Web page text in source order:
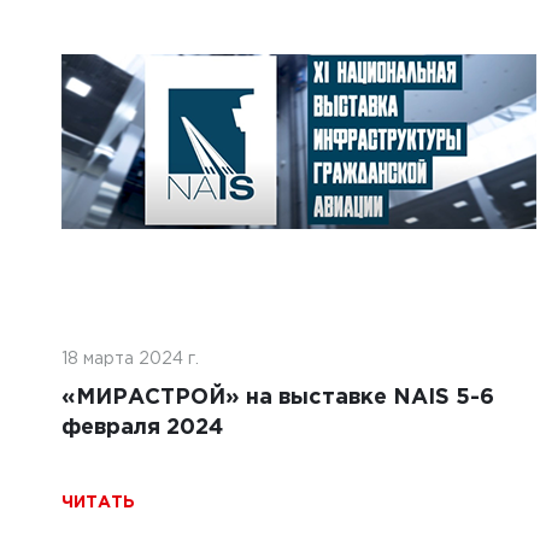
18 марта 2024 г.
«МИРАСТРОЙ» на выставке NAIS 5-6
февраля 2024
ЧИТАТЬ
и кофе: неожиданные параллели и
ЧИТАТЬ